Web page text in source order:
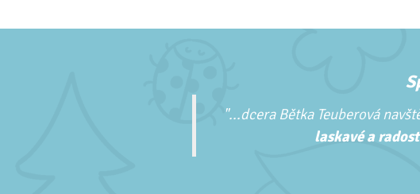
"...dcera Bětka Teuberová
laskavé a